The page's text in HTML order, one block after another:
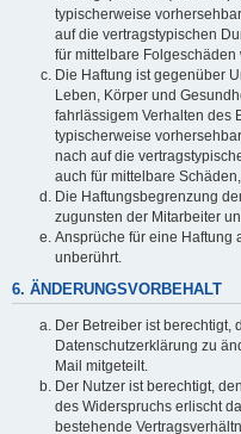
typischerweise
auf die vertragstypischen
für mittelbare
Die Haftung ist gegenüber
Leben, Körper und
fahrlässigem Verhalten des
typischerweise
nach auf die
auch für mittelbare
Die Haftungsbegrenzung
zugunsten der Mitarbeiter
Ansprüche für eine Haftung
unberührt.
6. ÄNDERUNGSVORBEHALT
Der Betreiber ist berechtigt,
Datenschutzerklärung zu
Mail mitgeteilt.
Der Nutzer ist berechtigt,
des Widerspruchs erlischt
bestehende